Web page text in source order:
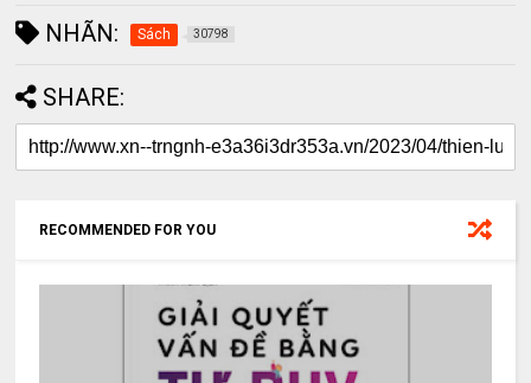
NHÃN: Sách 30798
SHARE:
RECOMMENDED FOR YOU